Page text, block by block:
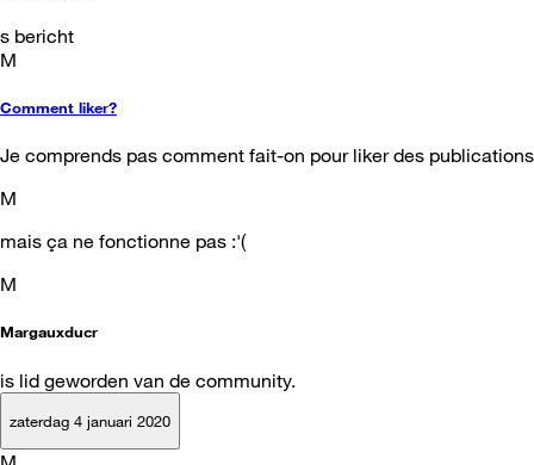
s bericht
M
Comment liker?
Je comprends pas comment fait-on pour liker des publications
M
mais ça ne fonctionne pas :'(
M
Margauxducr
is lid geworden van de community.
zaterdag 4 januari 2020